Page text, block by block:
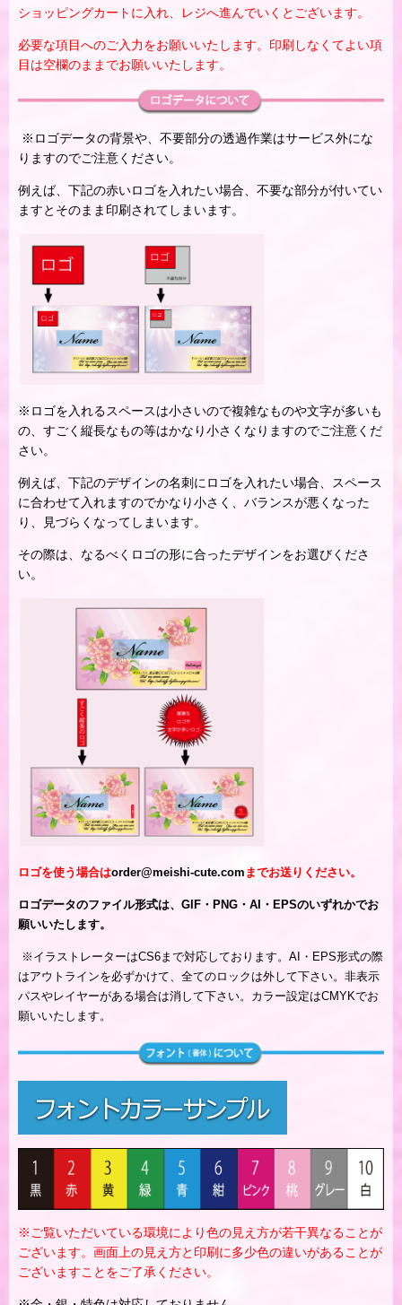
ショッピングカートに入れ、レジへ進んでいくとございます。
必要な項目へのご入力をお願いいたします。印刷しなくてよい項
目は空欄のままでお願いいたします。
※ロゴデータの背景や、不要部分の透過作業はサービス外にな
りますのでご注意ください。
例えば、下記の赤いロゴを入れたい場合、不要な部分が付いてい
ますとそのまま印刷されてしまいます。
※ロゴを入れるスペースは小さいので複雑なものや文字が多いも
の、すごく縦長なもの等はかなり小さくなりますのでご注意くだ
さい。
例えば、下記のデザインの名刺にロゴを入れたい場合、スペース
に合わせて入れますのでかなり小さく、バランスが悪くなった
り、見づらくなってしまいます。
その際は、なるべくロゴの形に合ったデザインをお選びくださ
い。
ロゴを使う場合はorder@meishi-cute.com までお送りください。
ロゴデータのファイル形式は、GIF・PNG・AI・EPSのいずれかでお
願いいたします。
※ イラストレーターはCS6まで対応しております。AI・EPS形式の際
はアウトラインを必ずかけて、全てのロックは外して下さい。非表示
パスやレイヤーがある場合は消して下さい。カラー設定はCMYKでお
願いいたします。
※ご覧いただいている環境により色の見え方が若干異なることが
ございます。画面上の見え方と印刷に多少色の違いがあることが
ございますことをご了承ください。